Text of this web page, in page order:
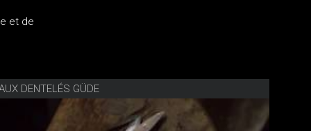
et de
DENTELÉS GÜDE